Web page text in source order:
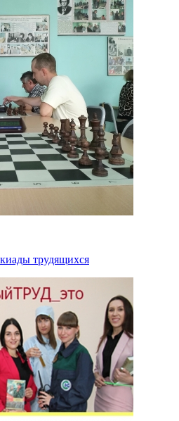
трудящихся